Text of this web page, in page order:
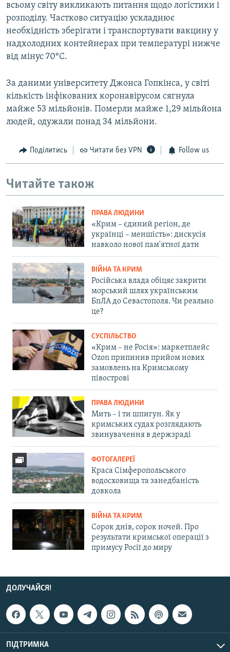
всьому світу викликають питання щодо логістики і
розподілу. Частково ситуацію ускладнює
необхідність зберігати і транспортувати вакцину у
надхолодних контейнерах при температурі нижче
від мінус 70°С.
За даними університету Джонса Гопкінса, у світі
кількість інфікованих коронавірусом сягнула
майже 53 мільйонів. Померли майже 1,29 мільйона
людей, одужали понад 34 мільйони.
Поділитись Читати без VPN Follow us
Читайте також
ПРАВА ЛЮДИНИ
«Крим – єдиний регіон, де
українці – меншість»: дискусія
навколо нової пам'ятної дати
ВІЙНА ТА КРИМ
Російська влада обіцяє закрити
морський шлях українським
БпЛА до Севастополя. Чи реально
це?
СУСПІЛЬСТВО
«Крим – не Росія»: маркетплейс
Ozon припинив прийом нових
замовлень на Кримському
півострові
ПРАВА ЛЮДИНИ
Мить – і ти шпигун. Як у
кримських судах розглядають
звинувачення в держзраді
ФОТОГАЛЕРЕЇ
Краса Сімферопольського
водосховища та занедбаність
довкола
ВІЙНА ТА КРИМ
Сорок днів, сорок ночей. Про
результати кримської операції з
примусу Росії до миру
ДОЛУЧАЙСЯ!
ПІДТРИМКА